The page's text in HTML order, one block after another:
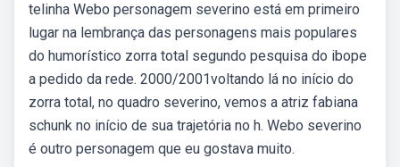
telinha Webo personagem severino está em primeiro
lugar na lembrança das personagens mais populares
do humorístico zorra total segundo pesquisa do ibope
a pedido da rede. 2000/2001voltando lá no início do
zorra total, no quadro severino, vemos a atriz fabiana
schunk no início de sua trajetória no h. Webo severino
é outro personagem que eu gostava muito.